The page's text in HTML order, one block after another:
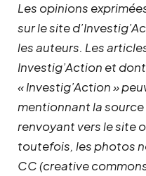
Les opinions
sur le site
les auteurs. Les
Investig’Action et
« Investig’Action »
mentionnant la
renvoyant vers le site
toutefois, les photos
CC (creative